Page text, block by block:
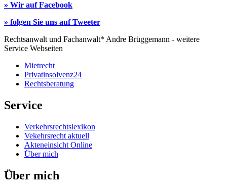
» Wir auf Facebook
» folgen Sie uns auf Tweeter
Rechtsanwalt und Fachanwalt* Andre Brüggemann - weitere
Service Webseiten
Mietrecht
Privatinsolvenz24
Rechtsberatung
Service
Verkehrsrechtslexikon
Vekehrsrecht aktuell
Akteneinsicht Online
Über mich
Über mich